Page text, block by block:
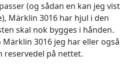
(og sådan en kan jeg vist
Märklin 3016 har hjul i den
skal nok bygges i hånden.
3016 jeg har eller også
reservedel på nettet.